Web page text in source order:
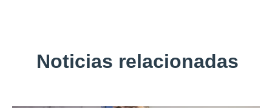
Noticias relacionadas